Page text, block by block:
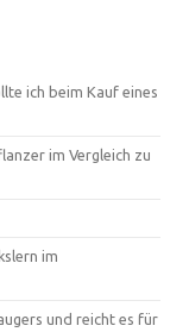
ich beim Kauf eines
im Vergleich zu
im
und reicht es für